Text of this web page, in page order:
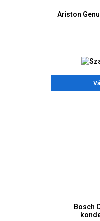
Ariston
Bosch